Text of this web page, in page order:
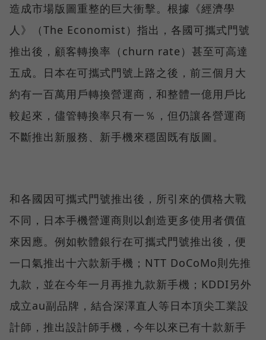
造成市場版圖重整的巨大衝擊。根據《經濟學
人》（The Economist）指出，各國可攜式門號
推出後，顧客轉換率（churn rate）甚至可高達
五成。日本在可攜式門號上路之後，前三個月大
約有一百萬用戶轉換營運商，和整體一億用戶比
較起來，儘管轉換率只有一％，但仍讓各營運商
不斷推出新服務、新手機來穩固既有版圖。
和各國因可攜式門號推出後，所引來的價格大戰
不同，日本手機營運商則以創造更多使用者價值
來因應。例如軟體銀行在可攜式門號推出後，便
一口氣推出十六款新手機；NTT DoCoMo則先推
九款，並在今年一月再推九款新手機；KDDI另外
成立au副品牌，結合深澤直人等日本頂尖工業設
計師，推出設計師手機，今年以來已有十款新手